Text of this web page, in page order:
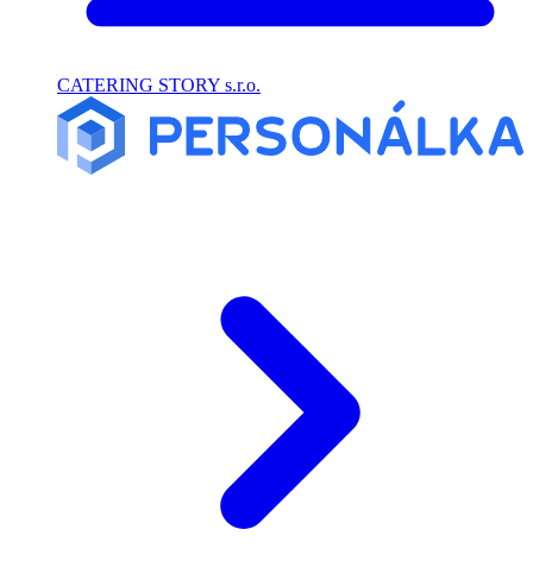
CATERING STORY s.r.o.